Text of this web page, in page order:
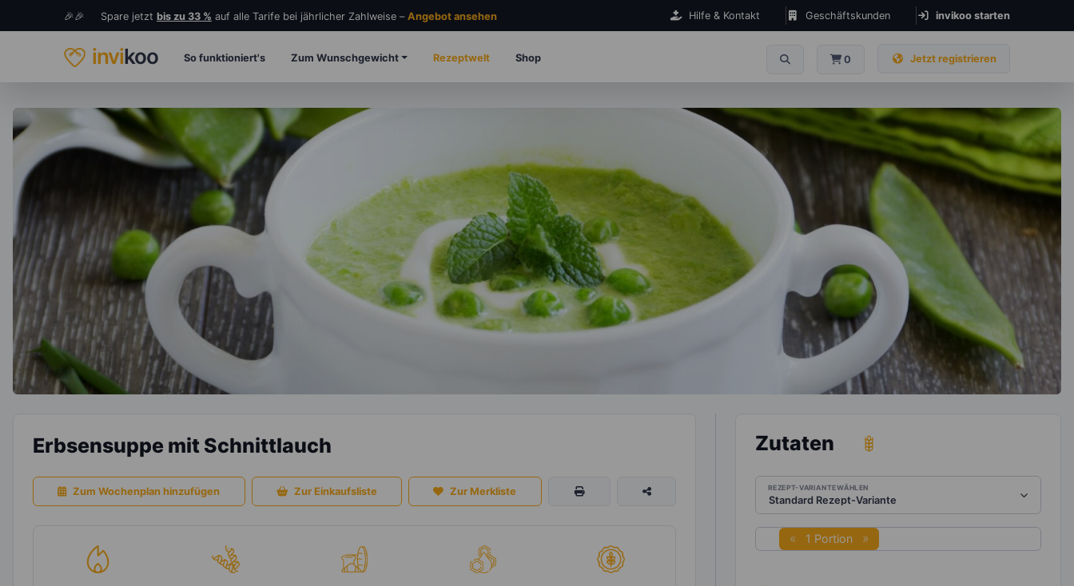
🎉🎉 Spare jetzt bis zu 33 % auf alle Tarife bei jährlicher Zahlweise – Angebot ansehen Hilfe & Kontakt Geschäftskunden invikoo starten
invikoo So funktioniert's Zum Wunschgewicht Rezeptwelt Shop 0 Jetzt registrieren
Erbsensuppe mit Schnittlauch
Zum Wochenplan hinzufügen Zur Einkaufsliste Zur Merkliste
Zutaten
REZEPT-VARIANTE WÄHLEN
1 Portion